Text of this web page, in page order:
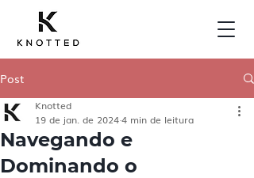
Post
Navegando e
Dominando o
Knotted
19 de jan. de 20244 min de leitura